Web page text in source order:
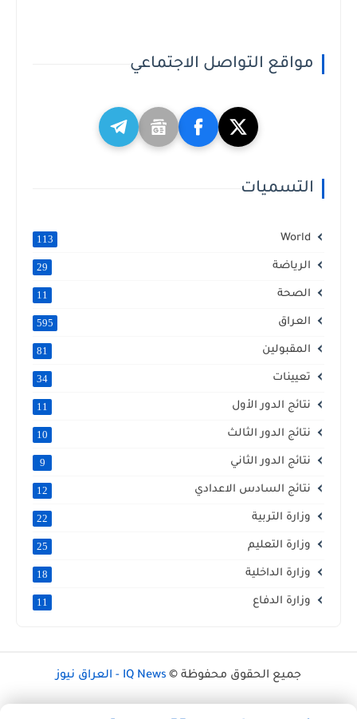
مواقع التواصل الاجتماعي
التسميات
World
113
الرياضة 29
الصحة 11
العراق 595
المقبولين 81
تعيينات 34
نتائج الدور الأول 11
نتائج الدور الثالث 10
نتائج الدور الثاني 9
نتائج السادس الاعدادي 12
وزارة التربية 22
وزارة التعليم 25
وزارة الداخلية 18
وزارة الدفاع 11
جميع الحقوق محفوظة © IQ News - العراق نيوز